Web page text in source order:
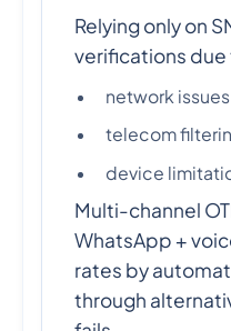
Relying only on
verifications due
network issues
telecom
device
Multi-channel
WhatsApp +
rates by
through